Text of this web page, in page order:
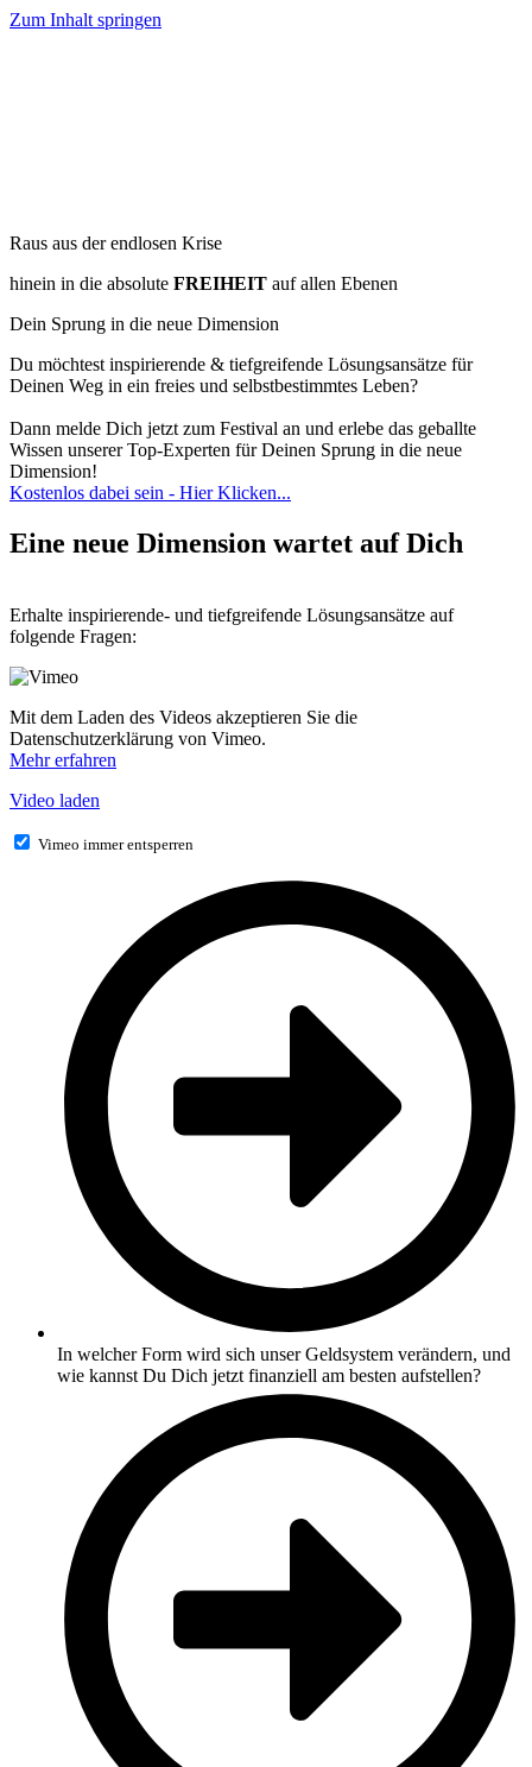
Zum Inhalt springen
Raus aus der endlosen Krise
hinein in die absolute FREIHEIT auf allen Ebenen
Dein Sprung in die neue Dimension
Du möchtest inspirierende & tiefgreifende Lösungsansätze für
Deinen Weg in ein freies und selbstbestimmtes Leben?
Dann melde Dich jetzt zum Festival an und erlebe das geballte
Wissen unserer Top-Experten für Deinen Sprung in die neue
Dimension!
Kostenlos dabei sein - Hier Klicken...
Eine neue Dimension wartet auf Dich
Erhalte inspirierende- und tiefgreifende Lösungsansätze auf
folgende Fragen:
Mit dem Laden des Videos akzeptieren Sie die
Datenschutzerklärung von Vimeo.
Mehr erfahren
Video laden
Vimeo immer entsperren
In welcher Form wird sich unser Geldsystem verändern, und
wie kannst Du Dich jetzt finanziell am besten aufstellen?